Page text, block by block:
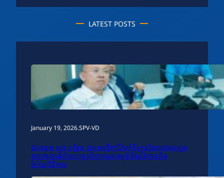
LATEST POSTS
January 19, 2026.SPV-VD
ឯកឧត្តម សុខ ពុទ្ធិវុធ បានអញ្ជើញដឹកនាំកិច្ចប្រជុំតាមដានវឌ្ឍន
ភាពការងារវិស័យបច្ចេកវិទ្យាគមនាគមន៍និងព័ត៌មាននិង
វិស័យឌីជីថល